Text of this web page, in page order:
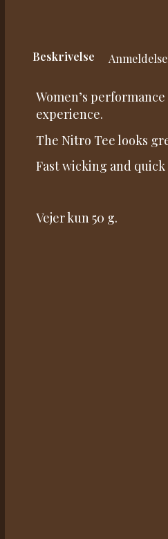
Beskrivelse
Women’s
experience.
The Nitro Tee looks
Fast wicking and
Vejer kun 50 g.